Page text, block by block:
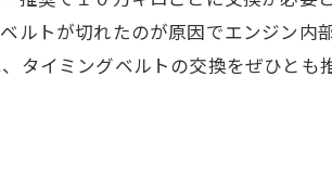
ルトが切れたのが原因でエンジン内
タイミングベルトの交換をぜひとも